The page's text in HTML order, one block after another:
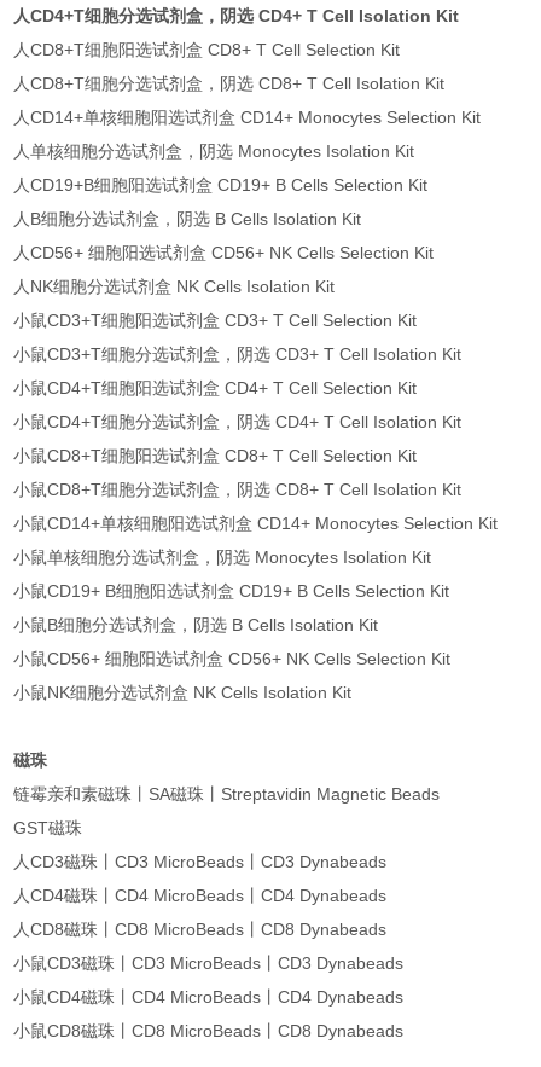
人CD4+T细胞分选试剂盒，阴选 CD4+ T Cell Isolation Kit
人CD8+T细胞阳选试剂盒 CD8+ T Cell Selection Kit
人CD8+T细胞分选试剂盒，阴选 CD8+ T Cell Isolation Kit
人CD14+单核细胞阳选试剂盒 CD14+ Monocytes Selection Kit
人单核细胞分选试剂盒，阴选 Monocytes Isolation Kit
人CD19+B细胞阳选试剂盒 CD19+ B Cells Selection Kit
人B细胞分选试剂盒，阴选 B Cells Isolation Kit
人CD56+ 细胞阳选试剂盒 CD56+ NK Cells Selection Kit
人NK细胞分选试剂盒 NK Cells Isolation Kit
小鼠CD3+T细胞阳选试剂盒 CD3+ T Cell Selection Kit
小鼠CD3+T细胞分选试剂盒，阴选 CD3+ T Cell Isolation Kit
小鼠CD4+T细胞阳选试剂盒 CD4+ T Cell Selection Kit
小鼠CD4+T细胞分选试剂盒，阴选 CD4+ T Cell Isolation Kit
小鼠CD8+T细胞阳选试剂盒 CD8+ T Cell Selection Kit
小鼠CD8+T细胞分选试剂盒，阴选 CD8+ T Cell Isolation Kit
小鼠CD14+单核细胞阳选试剂盒 CD14+ Monocytes Selection Kit
小鼠单核细胞分选试剂盒，阴选 Monocytes Isolation Kit
小鼠CD19+ B细胞阳选试剂盒 CD19+ B Cells Selection Kit
小鼠B细胞分选试剂盒，阴选 B Cells Isolation Kit
小鼠CD56+ 细胞阳选试剂盒 CD56+ NK Cells Selection Kit
小鼠NK细胞分选试剂盒 NK Cells Isolation Kit
磁珠
链霉亲和素磁珠丨SA磁珠丨Streptavidin Magnetic Beads
GST磁珠
人CD3磁珠丨CD3 MicroBeads丨CD3 Dynabeads
人CD4磁珠丨CD4 MicroBeads丨CD4 Dynabeads
人CD8磁珠丨CD8 MicroBeads丨CD8 Dynabeads
小鼠CD3磁珠丨CD3 MicroBeads丨CD3 Dynabeads
小鼠CD4磁珠丨CD4 MicroBeads丨CD4 Dynabeads
小鼠CD8磁珠丨CD8 MicroBeads丨CD8 Dynabeads